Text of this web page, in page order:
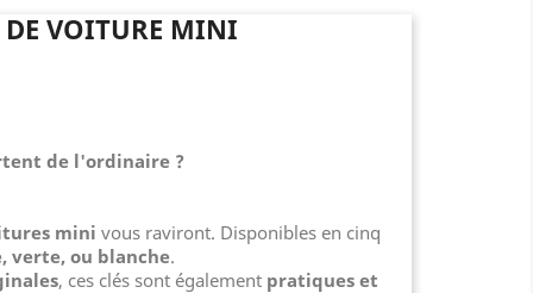
DE VOITURE MINI
de l'ordinaire ?
mini vous raviront. Disponibles en cinq
verte, ou blanche.
, ces clés sont également pratiques et